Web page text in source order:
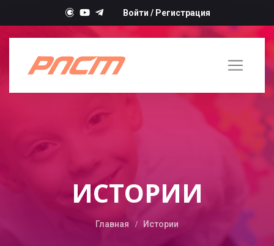
Войти / Регистрация
ИСТОРИИ
Главная Истории